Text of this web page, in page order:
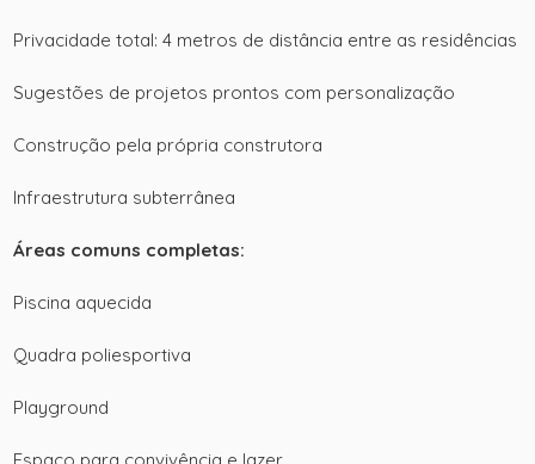
Privacidade total: 4 metros de distância entre as residências
Sugestões de projetos prontos com personalização
Construção pela própria construtora
Infraestrutura subterrânea
Áreas comuns completas:
Piscina aquecida
Quadra poliesportiva
Playground